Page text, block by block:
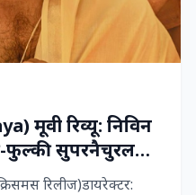
मूवी रिव्यू: निविन
फुल्की सुपरनैचुरल
है
रिलीज)डायरेक्टर: